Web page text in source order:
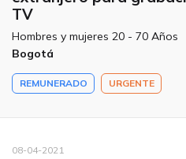
TV
Hombres y mujeres 20 - 70 Años
Bogotá
REMUNERADO URGENTE
08-04-2021